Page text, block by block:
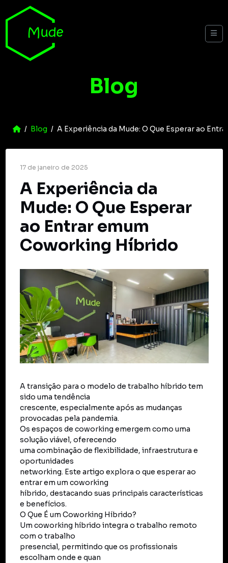
Skip to content
Blog
Home
Blog A Experiência da Mude: O Que Esperar ao
17 de janeiro de 2025
A Experiência da
Mude: O Que Esperar
ao Entrar emum
Coworking Híbrido
A transição para o modelo de trabalho híbrido tem
sido uma tendência
crescente, especialmente após as mudanças
provocadas pela pandemia.
Os espaços de coworking emergem como uma
solução viável, oferecendo
uma combinação de flexibilidade, infraestrutura e
oportunidades
networking. Este artigo explora o que esperar ao
entrar em um coworking
híbrido, destacando suas principais características
e benefícios.
O Que É um Coworking Híbrido?
Um coworking híbrido integra o trabalho remoto
com o trabalho
presencial, permitindo que os profissionais
escolham onde e quan